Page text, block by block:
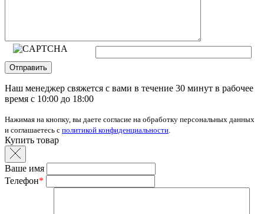
Отправить
Наш менеджер свяжется с вами в течение 30 минут в рабочее
время с 10:00 до 18:00
Нажимая на кнопку, вы даете согласие на обработку персональных данных
и соглашаетесь с политикой конфиденциальности
Купить товар
Ваше имя
Телефон*